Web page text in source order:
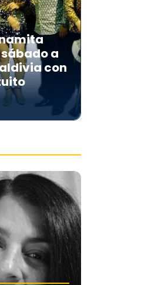
a
con